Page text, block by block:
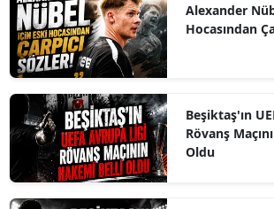
Alexander
Hocasından
Beşiktaş'ın
Rövanş
Oldu